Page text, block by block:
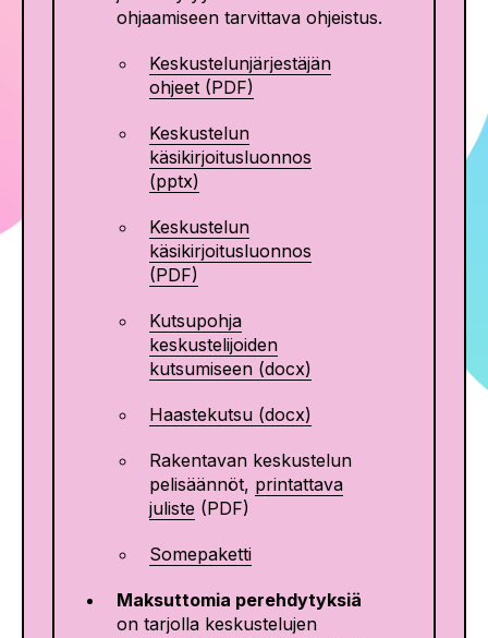
ohjaamiseen tarvittava ohjeistus.
Keskustelunjärjestäjän
ohjeet (PDF)
Keskustelun
käsikirjoitusluonnos
(pptx)
Keskustelun
käsikirjoitusluonnos
(PDF)
Kutsupohja
keskustelijoiden
kutsumiseen (docx)
Haastekutsu (docx)
Rakentavan keskustelun
pelisäännöt, printattava
juliste (PDF)
Somepaketti
Maksuttomia perehdytyksiä
on tarjolla keskustelujen